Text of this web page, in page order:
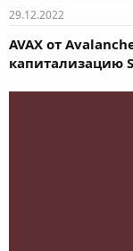
29.12.2022
AVAX от
капитализацию